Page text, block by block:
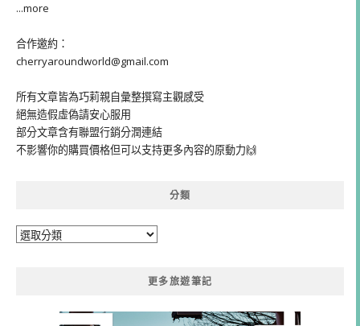
...more
合作邀約：
cherryaroundworld@gmail.com
所有文章皆為巧莉親自彙整撰寫主觀感受
絕無造假虛偽請安心服用
部分文章含有聯盟行銷分潤連結
不影響你的購買價格但可以支持更多內容的原動力🙌
分類
分
更多旅遊筆記